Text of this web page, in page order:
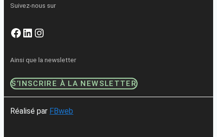
Suivez-nous sur
Facebook
LinkedIn
Instagram
Ainsi que la newsletter
S’INSCRIRE À LA NEWSLETTER
Réalisé par FBweb